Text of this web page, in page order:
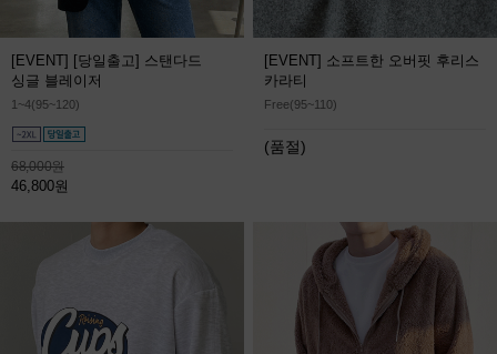
[EVENT] [당일출고] 스탠다드
싱글 블레이저
1~4(95~120)
68,000원
46,800원
[EVENT] 소프트한 오버핏 후리스
카라티
Free(95~110)
(품절)